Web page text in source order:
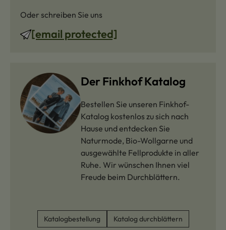
Oder schreiben Sie uns
[email protected]
Der Finkhof Katalog
Bestellen Sie unseren Finkhof-
Katalog kostenlos zu sich nach
Hause und entdecken Sie
Naturmode, Bio-Wollgarne und
ausgewählte Fellprodukte in aller
Ruhe. Wir wünschen Ihnen viel
Freude beim Durchblättern.
Katalogbestellung Katalog durchblättern